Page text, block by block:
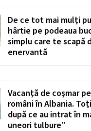
De ce tot mai mulți
hârtie pe podeaua
simplu care te scapă
enervantă
Vacanță de coșmar
români în Albania.
după ce au intrat în
uneori tulbure”